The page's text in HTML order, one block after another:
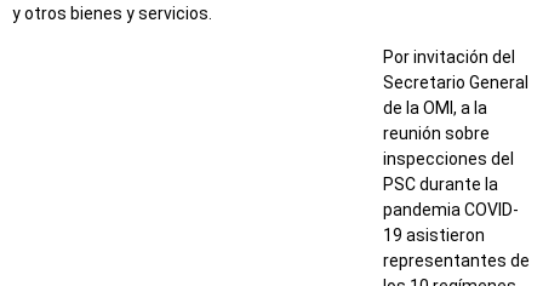
y otros bienes y servicios.
Por invitación del
Secretario General
de la OMI, a la
reunión sobre
inspecciones del
PSC durante la
pandemia COVID-
19 asistieron
representantes de